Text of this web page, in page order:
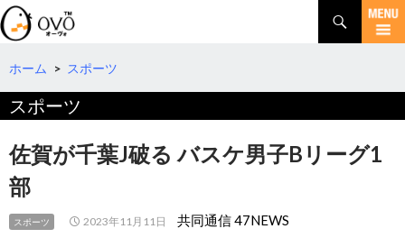
検
索
コ
テ
へ
ホーム > スポーツ
スポーツ
佐賀が千葉J破る バスケ男子Bリーグ1
部
スポーツ 2023年11月11日 共同通信 47NEWS